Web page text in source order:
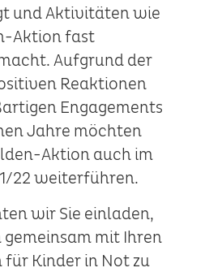
und Aktivitäten wie
Aktion fast
Aufgrund der
Reaktionen
Engagements
Jahre möchten
Aktion auch im
22 weiterführen.
wir Sie einladen,
mit Ihren
für Kinder in Not zu